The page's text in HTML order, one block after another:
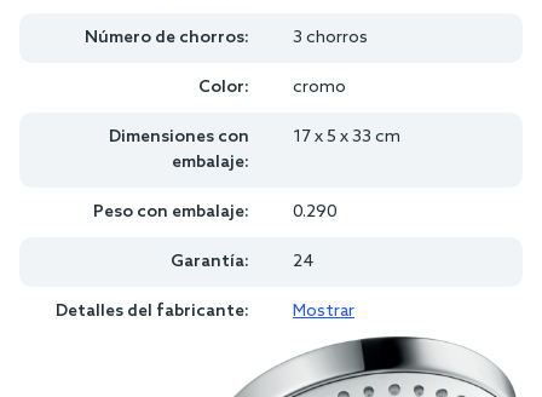
Número de chorros: 3 chorros
Color: cromo
Dimensiones con
embalaje:
17 x 5 x 33 cm
Peso con embalaje: 0.290
Garantía: 24
Detalles del fabricante: Mostrar